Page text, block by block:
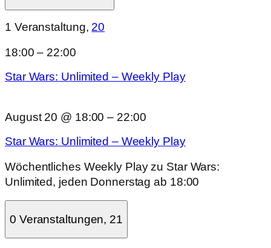
1 Veranstaltung, 20
18:00– 22:00
Star Wars: Unlimited – Weekly Play
August 20 @ 18:00 – 22:00
Star Wars: Unlimited – Weekly Play
Wöchentliches Weekly Play zu Star Wars:
Unlimited, jeden Donnerstag ab 18:00
0 Veranstaltungen, 21